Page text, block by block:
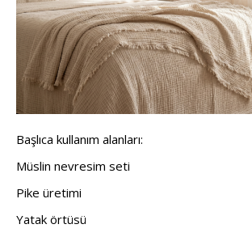
Başlıca kullanım alanları:
Müslin nevresim seti
Pike üretimi
Yatak örtüsü